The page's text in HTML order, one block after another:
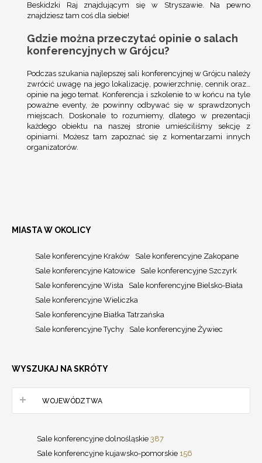
Beskidzki Raj znajdującym się w Stryszawie. Na pewno
znajdziesz tam coś dla siebie!
Gdzie można przeczytać opinie o salach
konferencyjnych w Grójcu?
Podczas szukania najlepszej sali konferencyjnej w Grójcu należy
zwrócić uwagę na jego lokalizację, powierzchnię, cennik oraz…
opinie na jego temat. Konferencja i szkolenie to w końcu na tyle
poważne eventy, że powinny odbywać się w sprawdzonych
miejscach. Doskonale to rozumiemy, dlatego w prezentacji
każdego obiektu na naszej stronie umieściliśmy sekcję z
opiniami. Możesz tam zapoznać się z komentarzami innych
organizatorów.
MIASTA W OKOLICY
Sale konferencyjne Kraków
Sale konferencyjne Zakopane
Sale konferencyjne Katowice
Sale konferencyjne Szczyrk
Sale konferencyjne Wisła
Sale konferencyjne Bielsko-Biała
Sale konferencyjne Wieliczka
Sale konferencyjne Białka Tatrzańska
Sale konferencyjne Tychy
Sale konferencyjne Żywiec
WYSZUKAJ NA SKRÓTY
WOJEWÓDZTWA
Sale konferencyjne dolnośląskie 387
Sale konferencyjne kujawsko-pomorskie 156